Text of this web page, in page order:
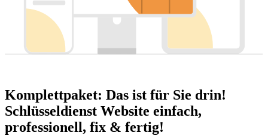
Komplettpaket: Das ist für Sie drin!
Schlüssel­dienst Website einfach,
professionell, fix & fertig!